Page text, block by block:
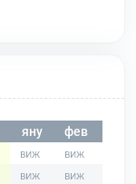
яну фев